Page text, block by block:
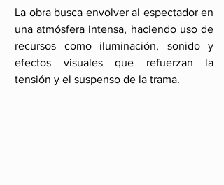
La obra busca envolver al espectador en
una atmósfera intensa, haciendo uso de
recursos como iluminación, sonido y
efectos visuales que refuerzan la
tensión y el suspenso de la trama.